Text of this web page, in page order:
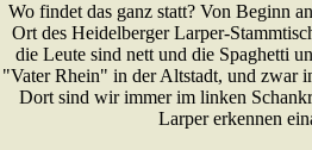
Wo findet das ganz statt? Von Beginn
Ort des Heidelberger Larper-
die Leute sind nett und die Spaghetti
"Vater Rhein" in der Altstadt, und zwar
Dort sind wir immer im linken
Larper erkennen